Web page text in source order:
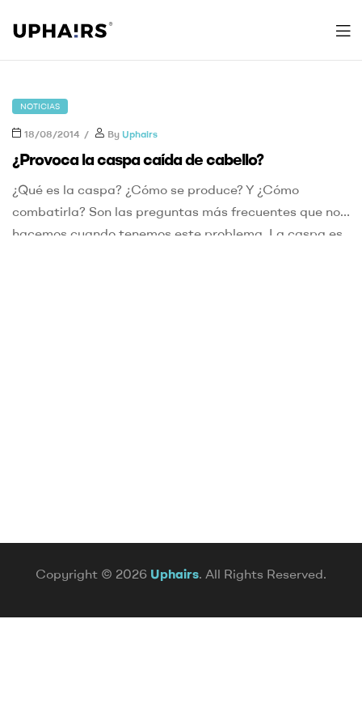
Uphairs
NOTICIAS
18/08/2014 By Uphairs
¿Provoca la caspa caída de cabello?
¿Qué es la caspa? ¿Cómo se produce? Y ¿Cómo
combatirla? Son las preguntas más frecuentes que nos
hacemos cuando tenemos este problema. La caspa es
Copyright © 2026 Uphairs. All Rights Reserved.